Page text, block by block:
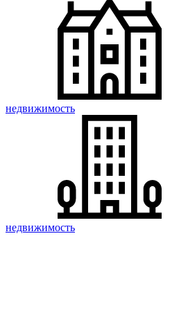
недвижимость
недвижимость